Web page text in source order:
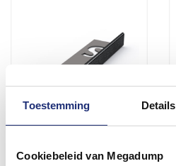
Toestemming Details
Cookiebeleid van Megadump
RVS Zwart Geborsteld -